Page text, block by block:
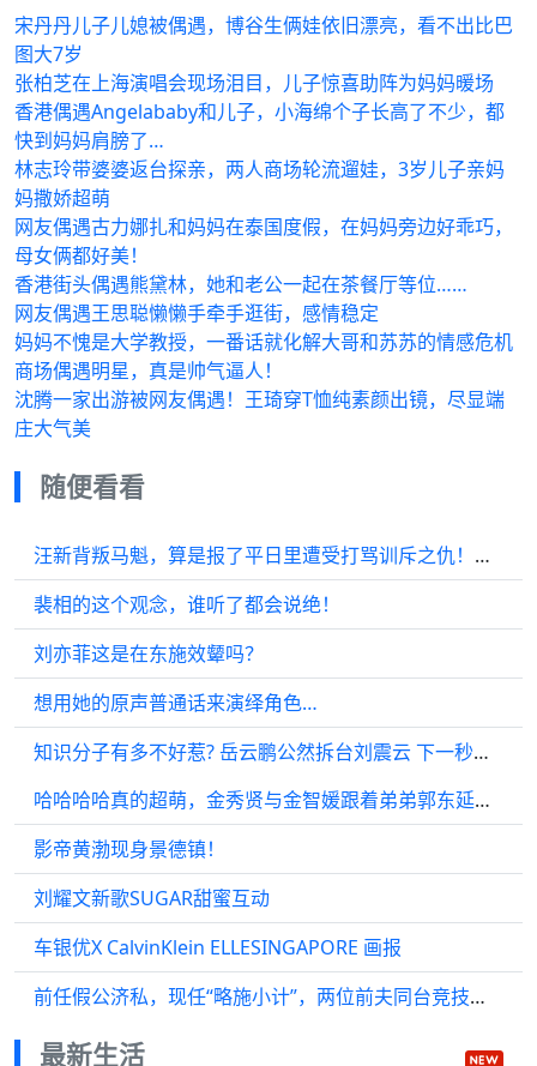
宋丹丹儿子儿媳被偶遇，博谷生俩娃依旧漂亮，看不出比巴
图大7岁
张柏芝在上海演唱会现场泪目，儿子惊喜助阵为妈妈暖场
香港偶遇Angelababy和儿子，小海绵个子长高了不少，都
快到妈妈肩膀了…
林志玲带婆婆返台探亲，两人商场轮流遛娃，3岁儿子亲妈
妈撒娇超萌
网友偶遇古力娜扎和妈妈在泰国度假，在妈妈旁边好乖巧，
母女俩都好美！
香港街头偶遇熊黛林，她和老公一起在茶餐厅等位……
网友偶遇王思聪懒懒手牵手逛街，感情稳定
妈妈不愧是大学教授，一番话就化解大哥和苏苏的情感危机
商场偶遇明星，真是帅气逼人！
沈腾一家出游被网友偶遇！王琦穿T恤纯素颜出镜，尽显端
庄大气美
随便看看
汪新背叛马魁，算是报了平日里遭受打骂训斥之仇！人心深思令人畏惧！
裴相的这个观念，谁听了都会说绝！
刘亦菲这是在东施效颦吗？
想用她的原声普通话来演绎角色…
知识分子有多不好惹? 岳云鹏公然拆台刘震云 下一秒难堪的却是自己
哈哈哈哈真的超萌，金秀贤与金智媛跟着弟弟郭东延学会了瞬间移动…
影帝黄渤现身景德镇！
刘耀文新歌SUGAR甜蜜互动
车银优X CalvinKlein ELLESINGAPORE 画报
前任假公济私，现任“略施小计”，两位前夫同台竞技啦！
最新生活